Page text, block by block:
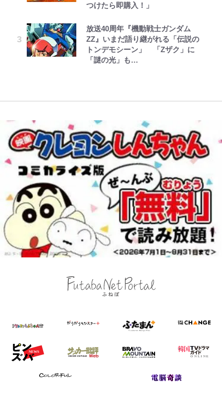
つけたら即購入！」
放送40周年『機動戦士ガンダム
ZZ』いまだ語り継がれる「伝説の
トンデモシーン」 「Zザク」に
「謎の光」も…
「人生最大の決断」
辛坊治郎の原点は「朝寝坊ができる
という理由」 読売テレビ入社から
54歳での早期退職とラジオパーソ
ナリティ転身までの軌跡
い意味” 三山凌輝「無反省メー
ル」文春第2弾で“一家の限界”報道
も
とうちゃんが出世するゾ
公式-雑用付与術師が自分の最強に
レビュー『仮面家族』悠木シュン・
の順序や位置」積載のコツとは？
【自転車】「若いときは登れたんだ
けど……」 グラベルバイクで暑さ
に負けそうなヒルクライム、砂利道
全復活！“King”の帰還に｢チームか
て…｣
W杯クオーター制への大反発か、
FIFA会長を追い詰めた｢欧州のボイ